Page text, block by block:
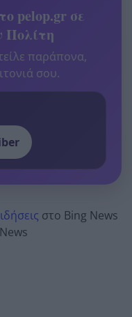
pelop.gr σε
Πολίτη
παράπονα,
σου.
στο Bing News